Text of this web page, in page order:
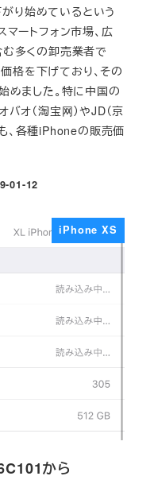
り始めているという
ートフォン市場、広
多くの卸売業者で
格を下げており、その
めました。特に中国の
バオ（淘宝网）やJD（京
、各種iPhoneの販売価
日
01-12
iPhone XS
から